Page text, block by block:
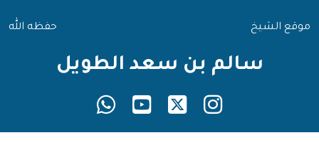
موقع الشيخ حفظه الله
سالم بن سعد الطويل